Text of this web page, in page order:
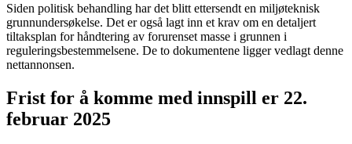
Siden politisk behandling har det blitt ettersendt en miljøteknisk
grunnundersøkelse. Det er også lagt inn et krav om en detaljert
tiltaksplan for håndtering av forurenset masse i grunnen i
reguleringsbestemmelsene. De to dokumentene ligger vedlagt denne
nettannonsen.
Frist for å komme med innspill er 22.
februar 2025